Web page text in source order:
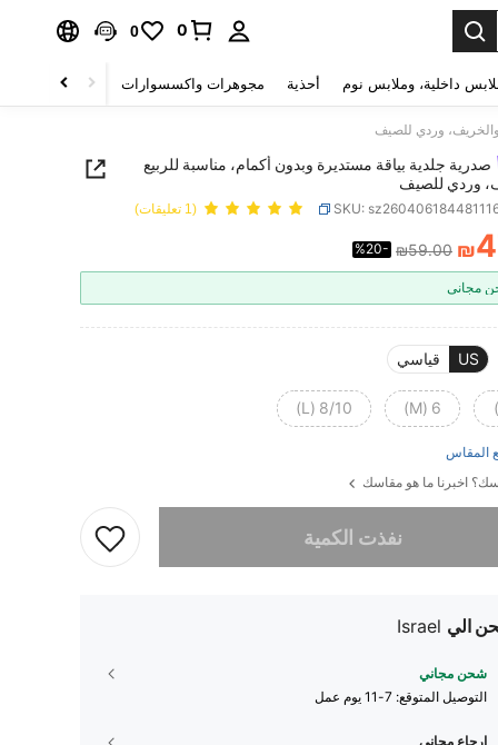
0
0
داخلية، وملابس نوم أحذية مجوهرات واكسسوارات الصحة & الجمال
والخريف، وردي للصيف
صدرية جلدية بياقة مستديرة وبدون أكمام، مناسبة للربيع
وردي للصيف
SKU: (1 تعليقات)
PRICE AND ₪
₪59.00
%20-
مجاني
US قياسي
6 (M)
8/10 (L)
المقاس
اخبرنا ما هو مقاسك
نفذت الكمية
الي Israel
شحن مجاني
التوصيل المتوقع: 7-11 يوم عمل